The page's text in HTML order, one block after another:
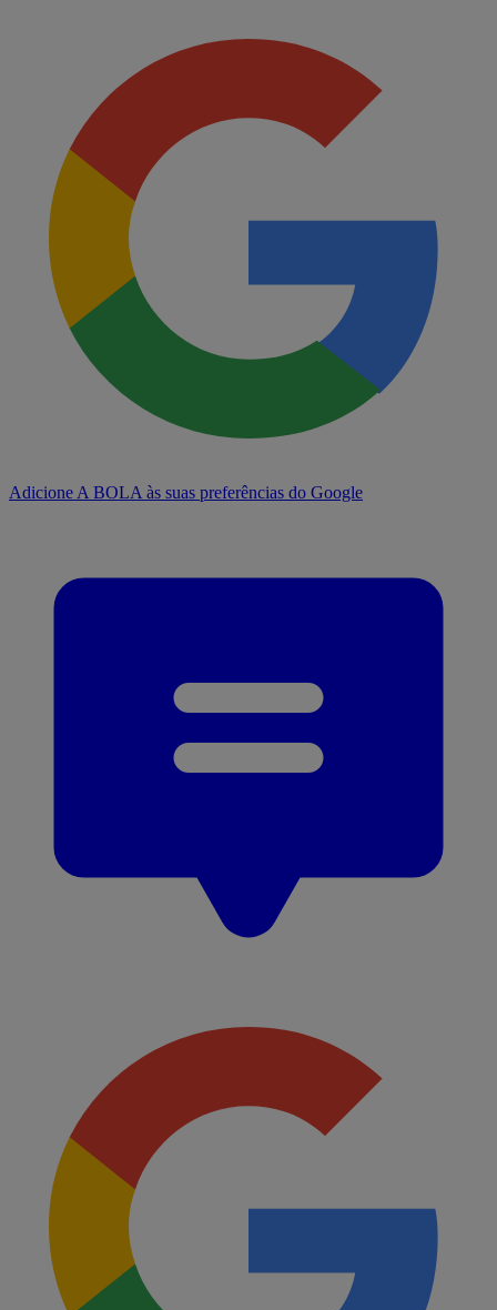
Adicione A BOLA às suas preferências do Google